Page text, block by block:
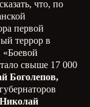
что, по
первой
террор в
«Боевой
свыше 17 000
Боголепов,